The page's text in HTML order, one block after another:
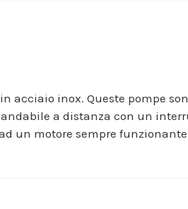
acciaio inox. Queste pompe
a distanza con un
un motore sempre